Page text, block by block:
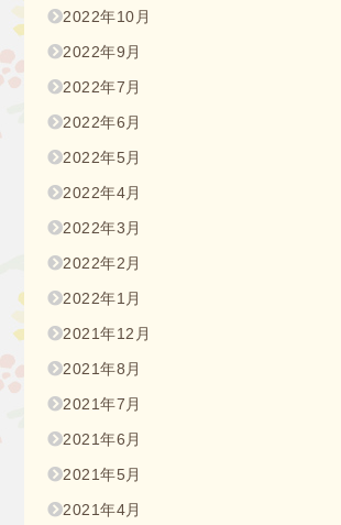
2022年10月
2022年9月
2022年7月
2022年6月
2022年5月
2022年4月
2022年3月
2022年2月
2022年1月
2021年12月
2021年8月
2021年7月
2021年6月
2021年5月
2021年4月